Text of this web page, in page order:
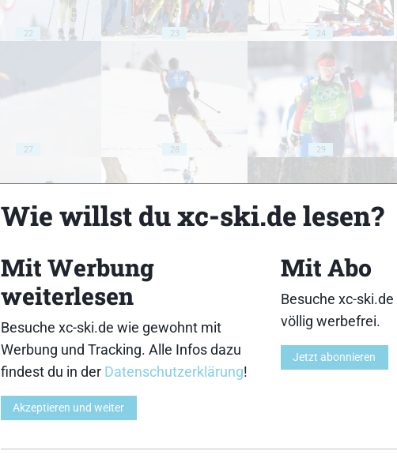
22 23 24
27 28 29
32 34
Wie willst du xc-ski.de lesen?
Mit Werbung
weiterlesen
Besuche xc-ski.de wie gewohnt mit
Werbung und Tracking. Alle Infos dazu
findest du in der Datenschutzerklärung!
Akzeptieren und weiter
Mit Abo
Besuche xc-
völlig werbefrei.
Jetzt abonnieren